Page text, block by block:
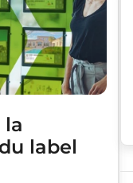
la
label